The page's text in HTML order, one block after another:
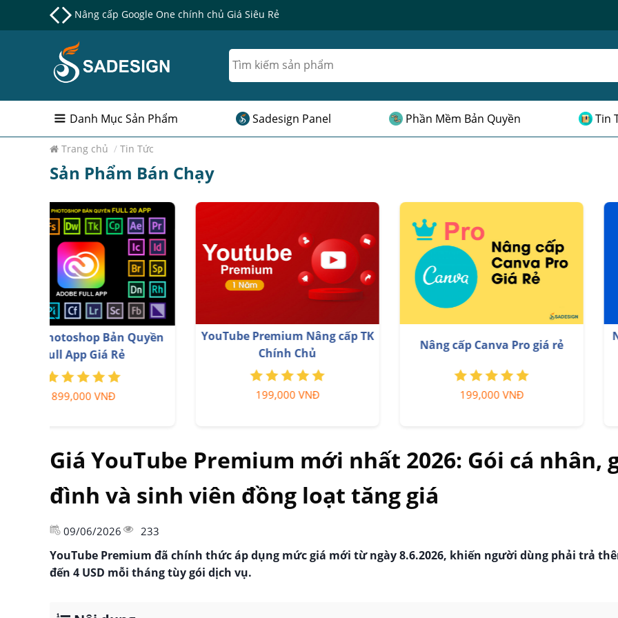
Nâng cấp Google One chính chủ Giá Siêu Rẻ
Danh Mục Sản Phẩm Sadesign Panel Phần Mềm Bản Quyền Tin
Trang chủ / Tin Tức
Sản Phẩm Bán Chạy
Nâng cấp tài khoản Capture One
Nâng cấp tài khoản Quizizz
Tài khoản Zoom Pro
Giá Rẻ
Giá YouTube Premium mới nhất 2026: Gói cá nhân,
đình và sinh viên đồng loạt tăng giá
09/06/2026 233
YouTube Premium đã chính thức áp dụng mức giá mới từ ngày 8.6.2026, khiến người dùng phải trả
đến 4 USD mỗi tháng tùy gói dịch vụ.